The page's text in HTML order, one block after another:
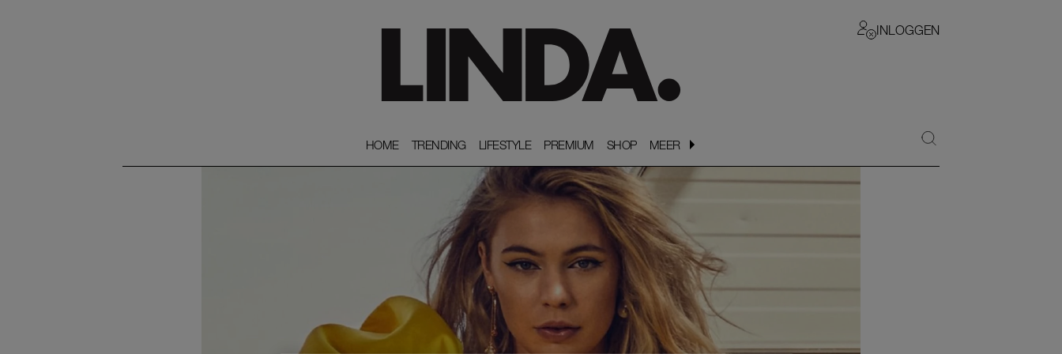
INLOGGEN
HOME
HOME TRENDING
TRENDING LIFESTYLE
LIFESTYLE PREMIUM
PREMIUM SHOP
SHOP MEER
MEER